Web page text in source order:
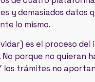
y demasiados datos
lo mismo.
es el proceso del
porque no quieran
los trámites no